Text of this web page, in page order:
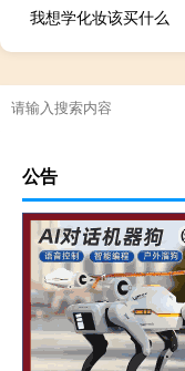
我想学化妆该买什么
公告